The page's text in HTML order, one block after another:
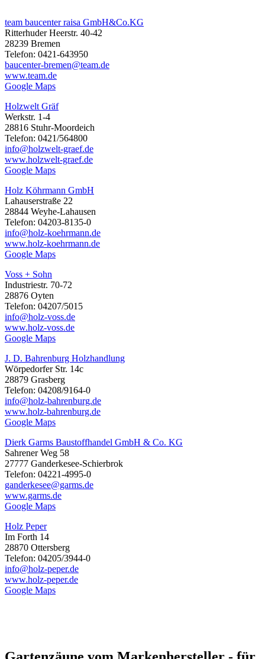
team baucenter raisa GmbH&Co.KG
Ritterhuder Heerstr. 40-42
28239 Bremen
Telefon: 0421-643950
baucenter-bremen@team.de
www.team.de
Google Maps
Holzwelt Gräf
Werkstr. 1-4
28816 Stuhr-Moordeich
Telefon: 0421/564800
info@holzwelt-graef.de
www.holzwelt-graef.de
Google Maps
Holz Köhrmann GmbH
Lahauserstraße 22
28844 Weyhe-Lahausen
Telefon: 04203-8135-0
info@holz-koehrmann.de
www.holz-koehrmann.de
Google Maps
Voss + Sohn
Industriestr. 70-72
28876 Oyten
Telefon: 04207/5015
info@holz-voss.de
www.holz-voss.de
Google Maps
J. D. Bahrenburg Holzhandlung
Wörpedorfer Str. 14c
28879 Grasberg
Telefon: 04208/9164-0
info@holz-bahrenburg.de
www.holz-bahrenburg.de
Google Maps
Dierk Garms Baustoffhandel GmbH & Co. KG
Sahrener Weg 58
27777 Ganderkesee-Schierbrok
Telefon: 04221-4995-0
ganderkesee@garms.de
www.garms.de
Google Maps
Holz Peper
Im Forth 14
28870 Ottersberg
Telefon: 04205/3944-0
info@holz-peper.de
www.holz-peper.de
Google Maps